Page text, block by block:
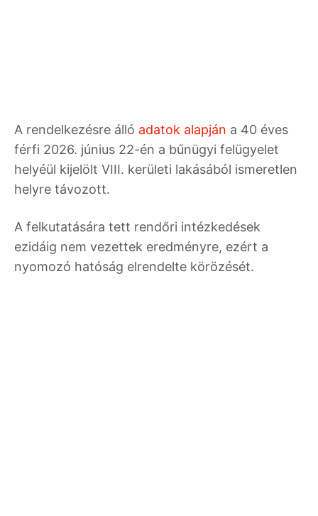
A rendelkezésre álló adatok alapján a 40 éves
férfi 2026. június 22-én a bűnügyi felügyelet
helyéül kijelölt VIII. kerületi lakásából ismeretlen
helyre távozott.
A felkutatására tett rendőri intézkedések
ezidáig nem vezettek eredményre, ezért a
nyomozó hatóság elrendelte körözését.